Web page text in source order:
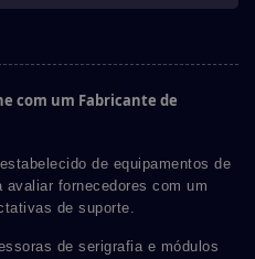
com um Fabricante de
de equipamentos de
fornecedores com um
de suporte.
de serigrafia e módulos